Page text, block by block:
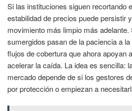
Si las instituciones siguen recortando
estabilidad de precios puede persistir
movimiento más limpio más
sumergidos pasan de la paciencia a
flujos de cobertura que ahora apoyan
acelerar la caída. La idea es sencilla:
mercado depende de si los gestores
por protección o empiezan a